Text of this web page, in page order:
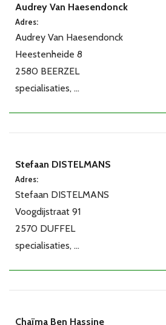
Audrey Van Haesendonck
Adres:
Audrey Van Haesendonck
Heestenheide 8
2580 BEERZEL
specialisaties, ...
Stefaan DISTELMANS
Adres:
Stefaan DISTELMANS
Voogdijstraat 91
2570 DUFFEL
specialisaties, ...
Chaïma Ben Hassine